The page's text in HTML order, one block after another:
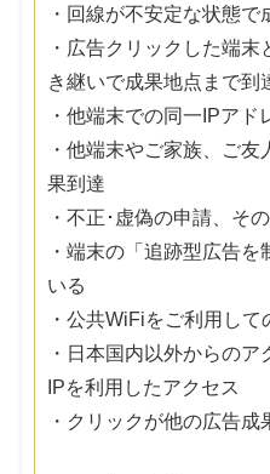
・回線が不安定な状態で
・広告クリックした端末
き継いで成果地点まで到
・他端末での同一IPアド
・他端末やご家族、ご
果到達
・不正･虚偽の申請、そ
・端末の「追跡型広告
いる
・公共WiFiをご利用し
・日本国内以外からの
IPを利用したアクセス
・クリックが他の広告